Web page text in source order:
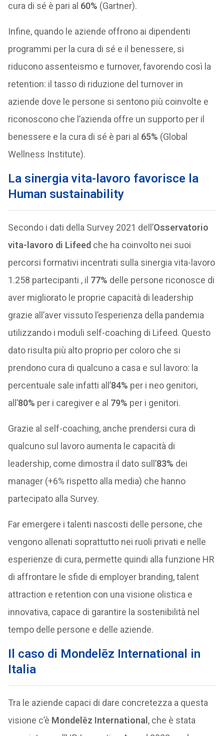
cura di sé è pari al 60% (Gartner).
Infine, quando le aziende offrono ai dipendenti
programmi per la cura di sé e il benessere, si
riducono assenteismo e turnover, favorendo così la
retention: il tasso di riduzione del turnover in
aziende dove le persone si sentono più coinvolte e
riconoscono che l’azienda offre un supporto per il
benessere e la cura di sé è pari al 65% (Global
Wellness Institute).
La sinergia vita-lavoro favorisce la
Human sustainability
Secondo i dati della Survey 2021 dell’Osservatorio
vita-lavoro di Lifeed che ha coinvolto nei suoi
percorsi formativi incentrati sulla sinergia vita-lavoro
1.258 partecipanti , il 77% delle persone riconosce di
aver migliorato le proprie capacità di leadership
grazie all’aver vissuto l’esperienza della pandemia
utilizzando i moduli self-coaching di Lifeed. Questo
dato risulta più alto proprio per coloro che si
prendono cura di qualcuno a casa e sul lavoro: la
percentuale sale infatti all’84% per i neo genitori,
all’80% per i caregiver e al 79% per i genitori.
Grazie al self-coaching, anche prendersi cura di
qualcuno sul lavoro aumenta le capacità di
leadership, come dimostra il dato sull’83% dei
manager (+6% rispetto alla media) che hanno
partecipato alla Survey.
Far emergere i talenti nascosti delle persone, che
vengono allenati soprattutto nei ruoli privati e nelle
esperienze di cura, permette quindi alla funzione HR
di affrontare le sfide di employer branding, talent
attraction e retention con una visione olistica e
innovativa, capace di garantire la sostenibilità nel
tempo delle persone e delle aziende.
Il caso di Mondelēz International in
Italia
Tra le aziende capaci di dare concretezza a questa
visione c’è Mondelēz International , che è stata